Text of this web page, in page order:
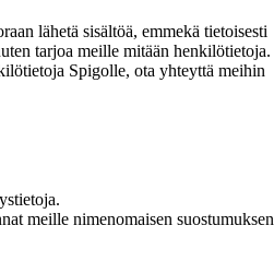
lähetä sisältöä, emmekä tietoisesti
tarjoa meille mitään henkilö​​tietoja.
Spigolle, ota yhteyttä meihin
meille nimenomaisen suostumuksen